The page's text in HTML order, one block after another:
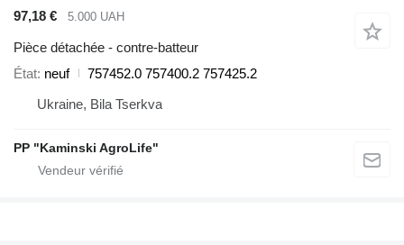
97,18 € 5.000 UAH
Pièce détachée - contre-batteur
État neuf
757452.0 757400.2 757425.2
Ukraine, Bila Tserkva
PP "Kaminski AgroLife"